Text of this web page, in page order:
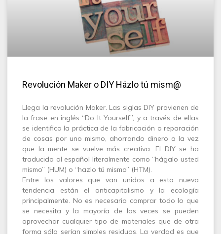
Revolución Maker o DIY Házlo tú mism@
Llega la revolución Maker. Las siglas DIY provienen de
la frase en inglés “Do It Yourself”, y a través de ellas
se identifica la práctica de la fabricación o reparación
de cosas por uno mismo, ahorrando dinero a la vez
que la mente se vuelve más creativa. El DIY se ha
traducido al español literalmente como “hágalo usted
mismo” (HUM) o “hazlo tú mismo” (HTM).
Entre los valores que van unidos a esta nueva
tendencia están el anticapitalismo y la ecología
principalmente. No es necesario comprar todo lo que
se necesita y la mayoría de las veces se pueden
aprovechar cualquier tipo de materiales que de otra
forma sólo serían simples residuos. La verdad es que